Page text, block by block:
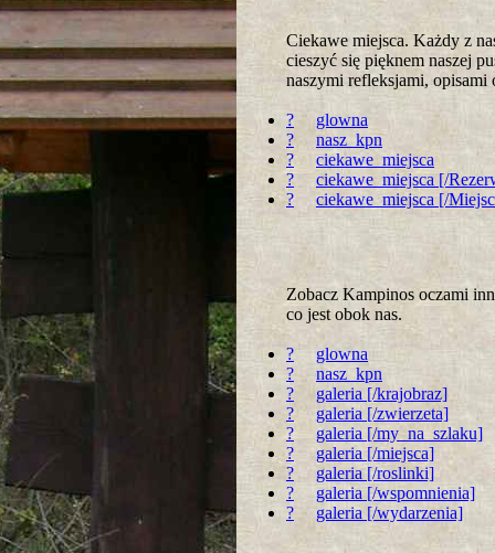
Ciekawe miejsca. Każdy z
cieszyć się pięknem naszej
naszymi refleksjami,
?
glowna
?
nasz_kpn
?
ciekawe_miejsca
?
ciekawe_miejsca [/
?
ciekawe_miejsca [/
Zobacz Kampinos oczami
co jest obok nas.
?
glowna
?
nasz_kpn
?
galeria [/krajobraz]
?
galeria [/zwierzeta]
?
galeria [/my_na_szlaku]
?
galeria [/miejsca]
?
galeria [/roslinki]
?
galeria [/wspomnienia]
?
galeria [/wydarzenia]